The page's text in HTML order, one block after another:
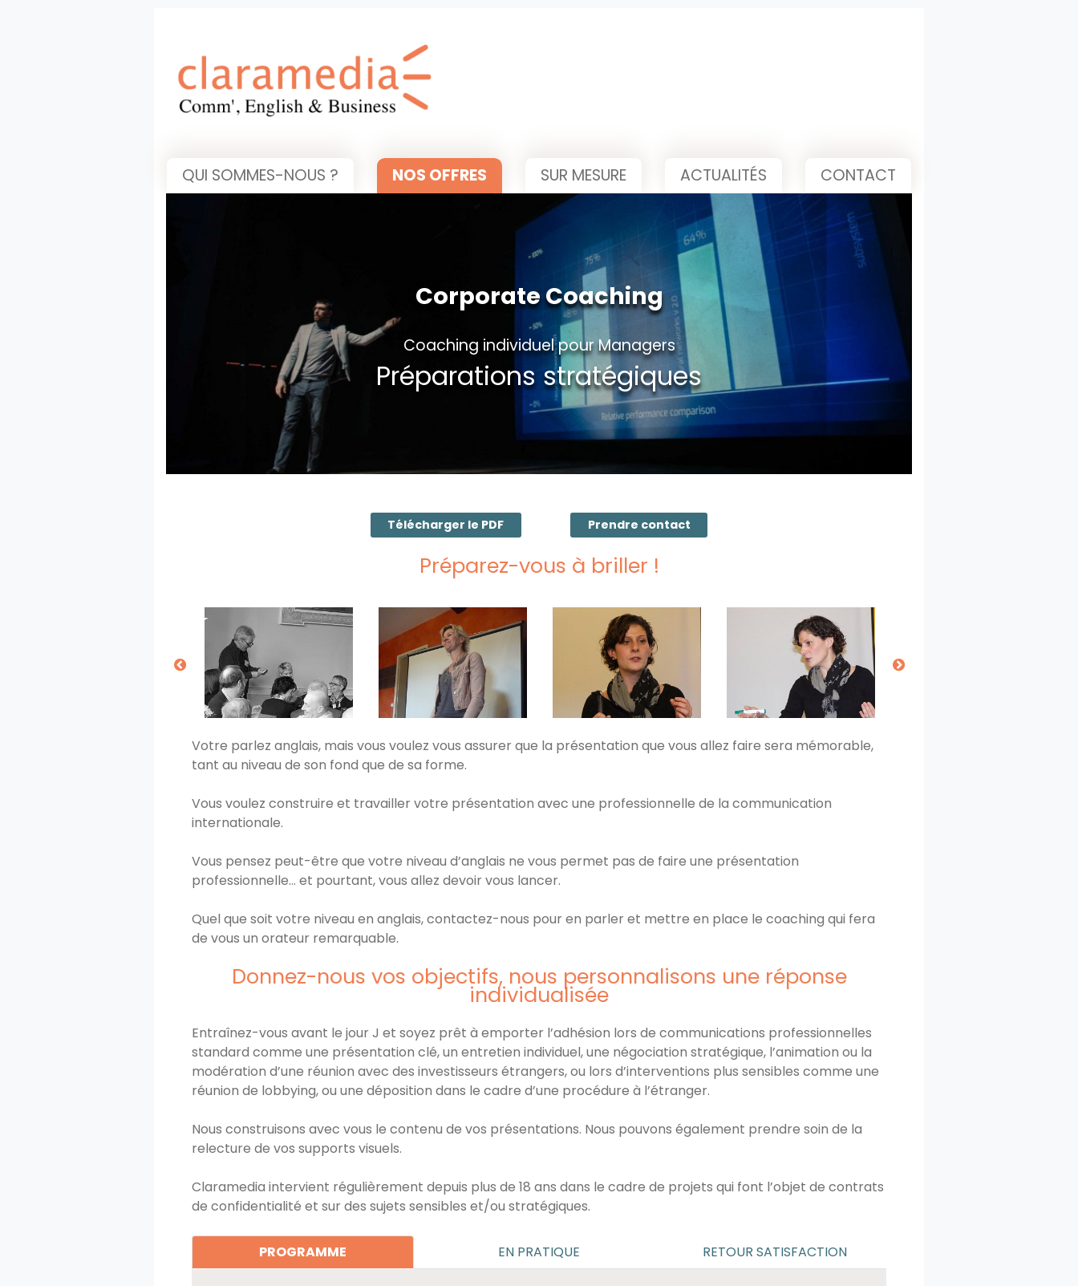
QUI SOMMES-NOUS ? NOS OFFRES SUR MESURE ACTUALITÉS CONTACT
Corporate Coaching
Coaching individuel pour Managers
Préparations stratégiques
Télécharger le PDF Prendre contact
Préparez-vous à briller !
Votre parlez anglais, mais vous voulez vous assurer que la présentation que vous allez faire sera mémorable,
tant au niveau de son fond que de sa forme.
Vous voulez construire et travailler votre présentation avec une professionnelle de la communication
internationale.
Vous pensez peut-être que votre niveau d’anglais ne vous permet pas de faire une présentation
professionnelle… et pourtant, vous allez devoir vous lancer.
Quel que soit votre niveau en anglais, contactez-nous pour en parler et mettre en place le coaching qui fera
de vous un orateur remarquable.
Donnez-nous vos objectifs, nous personnalisons une réponse
individualisée
Entraînez-vous avant le jour J et soyez prêt à emporter l’adhésion lors de communications professionnelles
standard comme une présentation clé, un entretien individuel, une négociation stratégique, l’animation ou la
modération d’une réunion avec des investisseurs étrangers, ou lors d’interventions plus sensibles comme une
réunion de lobbying, ou une déposition dans le cadre d’une procédure à l’étranger.
Nous construisons avec vous le contenu de vos présentations. Nous pouvons également prendre soin de la
relecture de vos supports visuels.
Claramedia intervient régulièrement depuis plus de 18 ans dans le cadre de projets qui font l’objet de contrats
de confidentialité et sur des sujets sensibles et/ou stratégiques.
PROGRAMME EN PRATIQUE RETOUR SATISFACTION